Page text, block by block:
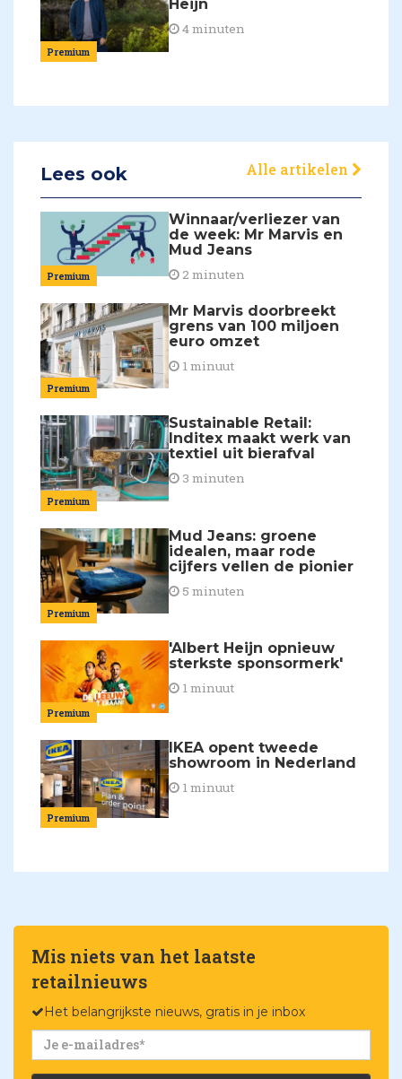
Premium
Heijn
4 minuten
Lees ook Alle artikelen
Premium
Winnaar/verliezer van
de week: Mr Marvis en
Mud Jeans
2 minuten
Premium
Mr Marvis doorbreekt
grens van 100 miljoen
euro omzet
1 minuut
Premium
Sustainable Retail:
Inditex maakt werk van
textiel uit bierafval
3 minuten
Premium
Mud Jeans: groene
idealen, maar rode
cijfers vellen de pionier
5 minuten
Premium
'Albert Heijn opnieuw
sterkste sponsormerk'
1 minuut
Premium
IKEA opent tweede
showroom in Nederland
1 minuut
Mis niets van het laatste
retailnieuws
Het belangrijkste nieuws, gratis in je inbox